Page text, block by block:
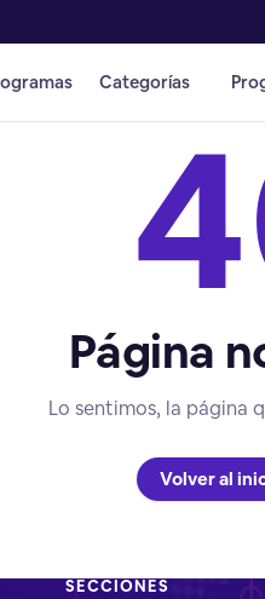
Categorías
Página
Lo sentimos, la página
Volver al
SECCIONES